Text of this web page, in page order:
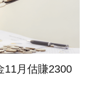
11月估賺2300